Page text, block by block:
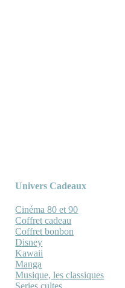
Univers Cadeaux
Cinéma 80 et 90
Coffret cadeau
Coffret bonbon
Disney
Kawaii
Manga
Musique, les classiques